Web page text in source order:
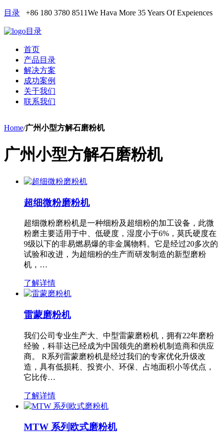
目录 +86 180 3780 8511We Hava More 35 Years Of Expeiences
目录
首页
产品目录
解决方案
成功案例
关于我们
联系我们
Home/广州小型方解石磨粉机
广州小型方解石磨粉机
超细微粉磨粉机
超细微粉磨粉机是一种细粉及超细粉的加工设备，此微
粉磨主要适用于中、低硬度，湿度小于6%，莫氏硬度在
9级以下的非易燃易爆的非金属物料。它是经过20多次的
试验和改进，为超细粉的生产而研发制造的新型磨粉
机，…
了解详情
雷蒙磨粉机
我们公司专业生产大、中型雷蒙磨粉机，拥有22年磨粉
经验，科菲达已经成为中国领先的磨粉机制造商和供应
商。 R系列雷蒙磨粉机是经过我们的专家优化升级改
造，具有低损耗、投资小、环保、占地面积小等优点，
它比传…
了解详情
MTW 系列欧式磨粉机